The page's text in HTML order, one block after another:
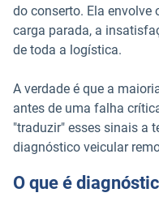
do conserto. Ela envolve
carga parada, a
de toda a logística.
A verdade é que a
antes de uma falha
"traduzir" esses sinais a
diagnóstico veicular
O que é